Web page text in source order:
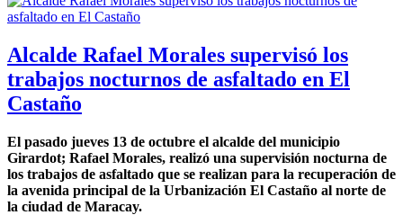
Alcalde Rafael Morales supervisó los
trabajos nocturnos de asfaltado en El
Castaño
El pasado jueves 13 de octubre el alcalde del municipio
Girardot; Rafael Morales, realizó una supervisión nocturna de
los trabajos de asfaltado que se realizan para la recuperación de
la avenida principal de la Urbanización El Castaño al norte de
la ciudad de Maracay.